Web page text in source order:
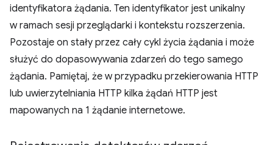
identyfikatora żądania. Ten identyfikator jest unikalny
w ramach sesji przeglądarki i kontekstu rozszerzenia.
Pozostaje on stały przez cały cykl życia żądania i może
służyć do dopasowywania zdarzeń do tego samego
żądania. Pamiętaj, że w przypadku przekierowania HTTP
lub uwierzytelniania HTTP kilka żądań HTTP jest
mapowanych na 1 żądanie internetowe.